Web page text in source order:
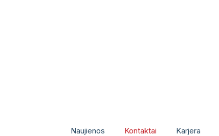
Naujienos Kontaktai Karjera